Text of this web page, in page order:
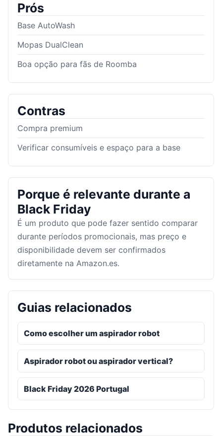
Prós
Base AutoWash
Mopas DualClean
Boa opção para fãs de Roomba
Contras
Compra premium
Verificar consumíveis e espaço para a base
Porque é relevante durante a
Black Friday
É um produto que pode fazer sentido comparar
durante períodos promocionais, mas preço e
disponibilidade devem ser confirmados
diretamente na Amazon.es.
Guias relacionados
Como escolher um aspirador robot
Aspirador robot ou aspirador vertical?
Black Friday 2026 Portugal
Produtos relacionados